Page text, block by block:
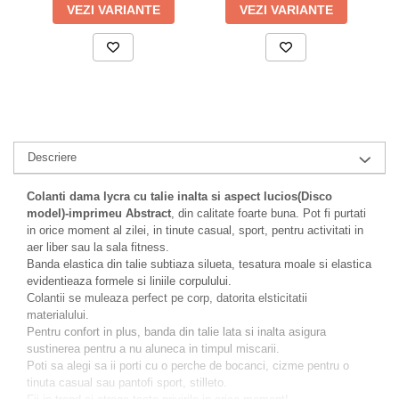
VEZI VARIANTE VEZI VARIANTE
Descriere
Colanti dama lycra cu talie inalta si aspect lucios(Disco
model)-imprimeu Abstract, din calitate foarte buna. Pot fi purtati
in orice moment al zilei, in tinute casual, sport, pentru activitati in
aer liber sau la sala fitness.
Banda elastica din talie subtiaza silueta, tesatura moale si elastica
evidentieaza formele si liniile corpulului.
Colantii se muleaza perfect pe corp, datorita elsticitatii
materialului.
Pentru confort in plus, banda din talie lata si inalta asigura
sustinerea pentru a nu aluneca in timpul miscarii.
Poti sa alegi sa ii porti cu o perche de bocanci, cizme pentru o
tinuta casual sau pantofi sport, stilleto.